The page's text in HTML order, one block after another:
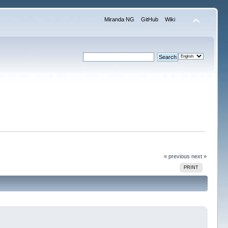
Miranda NG GitHub Wiki
« previous next »
PRINT